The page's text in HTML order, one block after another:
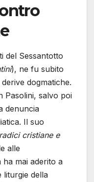
del Sessantotto
), ne fu subito
dogmatiche.
Pasolini, salvo poi
denuncia
Il suo
cristiane e
alle
mai aderito a
liturgie della